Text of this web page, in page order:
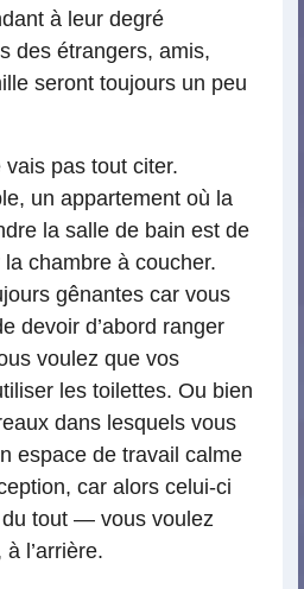
à leur degré
des étrangers, amis,
seront toujours un peu
vais pas tout citer.
un appartement où la
la salle de bain est de
la chambre à coucher.
gênantes car vous
devoir d’abord ranger
voulez que vos
les toilettes. Ou bien
dans lesquels vous
espace de travail calme
car alors celui-ci
tout — vous voulez
l’arrière.